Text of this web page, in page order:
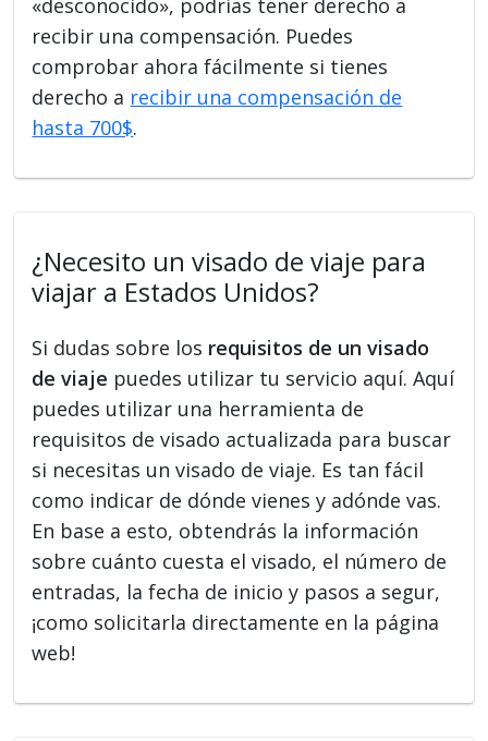
recibir una compensación. Puedes
comprobar ahora fácilmente si tienes
derecho a recibir una compensación de
hasta 700$.
¿Necesito un visado de viaje para
viajar a Estados Unidos?
Si dudas sobre los requisitos de un visado
de viaje puedes utilizar tu servicio aquí. Aquí
puedes utilizar una herramienta de
requisitos de visado actualizada para buscar
si necesitas un visado de viaje. Es tan fácil
como indicar de dónde vienes y adónde vas.
En base a esto, obtendrás la información
sobre cuánto cuesta el visado, el número de
entradas, la fecha de inicio y pasos a segur,
¡como solicitarla directamente en la página
web!